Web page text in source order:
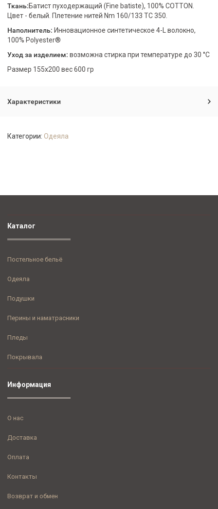
Ткань:Батист пуходержащий (Fine batiste), 100% COTTON.
Цвет - белый. Плетение нитей Nm 160/133 TC 350.
Наполнитель: Инновационное синтетическое 4-L волокно,
100% Polyester®
Уход за изделием: возможна стирка при температуре до 30 °С
Размер 155х200 вес 600 гр
Характеристики
Категории: Одеяла
Каталог
Постельное бельё
Одеяла
Подушки
Перины и наматрасники
Пледы
Покрывала
Информация
О нас
Доставка
Оплата
Контакты
Возврат и обмен